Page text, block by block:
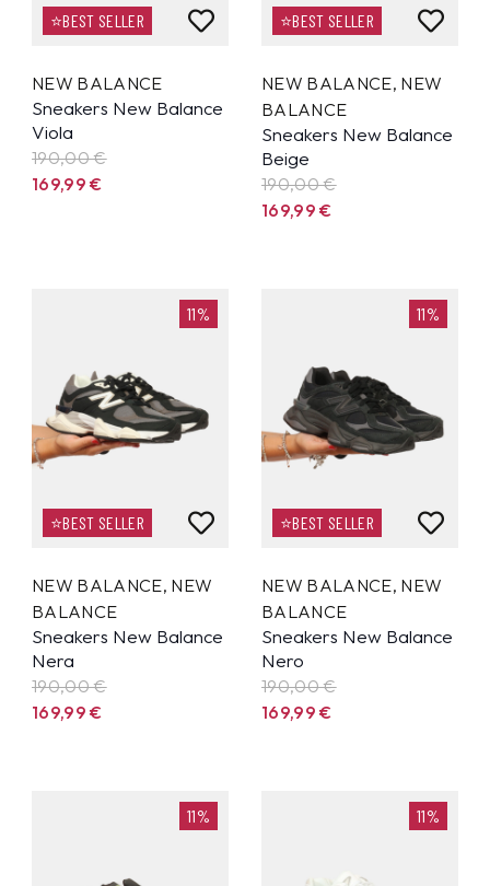
⭐BEST SELLER
NEW BALANCE
Sneakers New Balance
Viola
190,00 €
169,99€
⭐BEST SELLER
NEW BALANCE, NEW
BALANCE
Sneakers New Balance
Beige
190,00 €
169,99€
11%
⭐BEST SELLER
NEW BALANCE, NEW
BALANCE
Sneakers New Balance
Nera
190,00 €
169,99€
11%
⭐BEST SELLER
NEW BALANCE, NEW
BALANCE
Sneakers New Balance
Nero
190,00 €
169,99€
11% 11%